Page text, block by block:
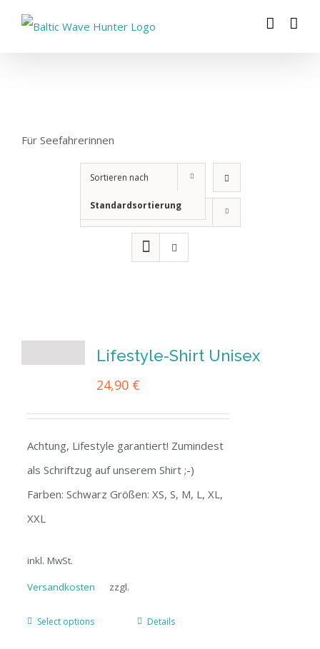
Für Seefahrerinnen
Sortieren nach
Standardsortierung
Zeige12 Produkte
Lifestyle-Shirt Unisex
24,90 €
Achtung, Lifestyle garantiert! Zumindest
als Schriftzug auf unserem Shirt ;-)
Farben: Schwarz Größen: XS, S, M, L, XL,
XXL
inkl. MwSt.
zzgl.
Versandkosten
Select options Details